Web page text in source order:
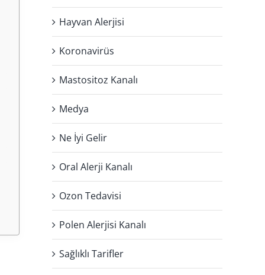
Hayvan Alerjisi
Koronavirüs
Mastositoz Kanalı
Medya
Ne İyi Gelir
Oral Alerji Kanalı
Ozon Tedavisi
Polen Alerjisi Kanalı
Sağlıklı Tarifler